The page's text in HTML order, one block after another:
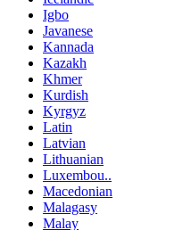
Igbo
Javanese
Kannada
Kazakh
Khmer
Kurdish
Kyrgyz
Latin
Latvian
Lithuanian
Luxembou..
Macedonian
Malagasy
Malay